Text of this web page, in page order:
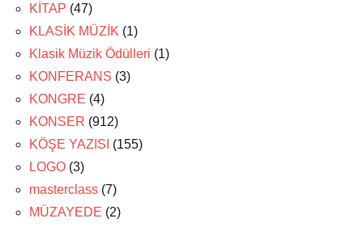
KİTAP (47)
KLASİK MÜZİK (1)
Klasik Müzik Ödülleri (1)
KONFERANS (3)
KONGRE (4)
KONSER (912)
KÖŞE YAZISI (155)
LOGO (3)
masterclass (7)
MÜZAYEDE (2)